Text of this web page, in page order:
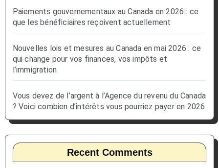
Paiements gouvernementaux au Canada en 2026 : ce
que les bénéficiaires reçoivent actuellement
Nouvelles lois et mesures au Canada en mai 2026 : ce
qui change pour vos finances, vos impôts et
l’immigration
Vous devez de l’argent à l’Agence du revenu du Canada
? Voici combien d’intérêts vous pourriez payer en 2026
Recent Comments